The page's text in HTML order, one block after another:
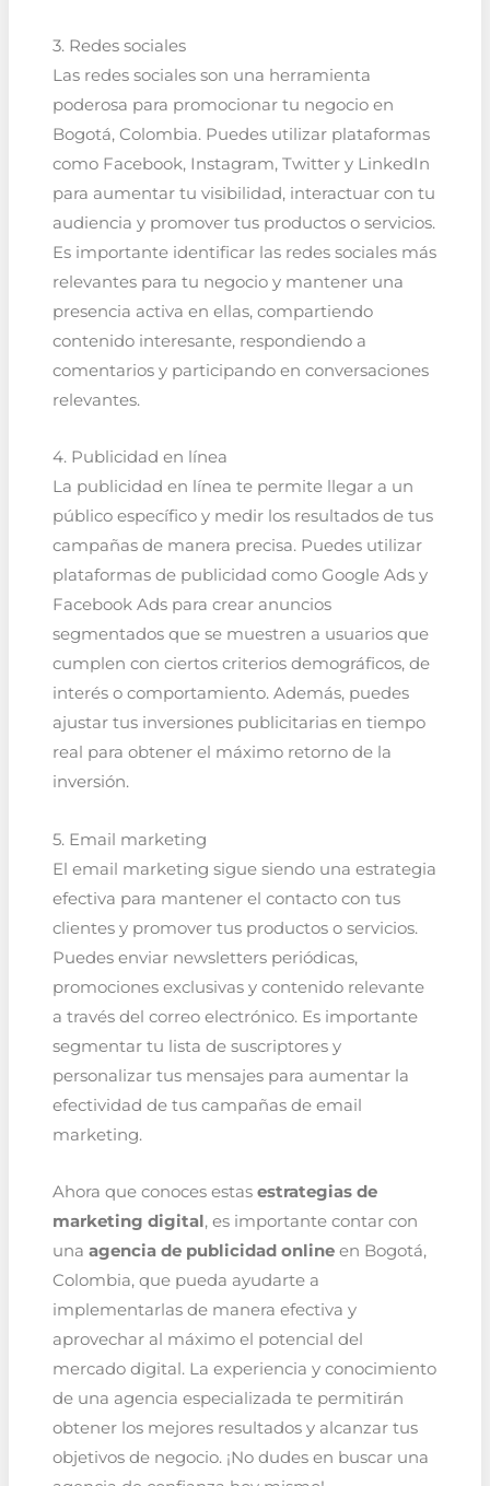
3. Redes sociales
Las redes sociales son una herramienta
poderosa para promocionar tu negocio en
Bogotá, Colombia. Puedes utilizar plataformas
como Facebook, Instagram, Twitter y LinkedIn
para aumentar tu visibilidad, interactuar con tu
audiencia y promover tus productos o servicios.
Es importante identificar las redes sociales más
relevantes para tu negocio y mantener una
presencia activa en ellas, compartiendo
contenido interesante, respondiendo a
comentarios y participando en conversaciones
relevantes.
4. Publicidad en línea
La publicidad en línea te permite llegar a un
público específico y medir los resultados de tus
campañas de manera precisa. Puedes utilizar
plataformas de publicidad como Google Ads y
Facebook Ads para crear anuncios
segmentados que se muestren a usuarios que
cumplen con ciertos criterios demográficos, de
interés o comportamiento. Además, puedes
ajustar tus inversiones publicitarias en tiempo
real para obtener el máximo retorno de la
inversión.
5. Email marketing
El email marketing sigue siendo una estrategia
efectiva para mantener el contacto con tus
clientes y promover tus productos o servicios.
Puedes enviar newsletters periódicas,
promociones exclusivas y contenido relevante
a través del correo electrónico. Es importante
segmentar tu lista de suscriptores y
personalizar tus mensajes para aumentar la
efectividad de tus campañas de email
marketing.
Ahora que conoces estas estrategias de
marketing digital, es importante contar con
una agencia de publicidad onlineen Bogotá,
Colombia, que pueda ayudarte a
implementarlas de manera efectiva y
aprovechar al máximo el potencial del
mercado digital. La experiencia y conocimiento
de una agencia especializada te permitirán
obtener los mejores resultados y alcanzar tus
objetivos de negocio. ¡No dudes en buscar una